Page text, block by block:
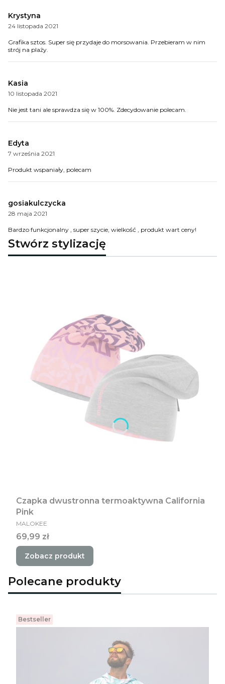
Krystyna
24 listopada 2021
Grafika sztos. Super się przydaje do morsowania. Przebieram w nim
strój na plaży.
Kasia
10 listopada 2021
Nie jest tani ale sprawdza się w 100%. Zdecydowanie polecam.
Edyta
7 września 2021
Produkt wspaniały, polecam
gosiakulczycka
28 maja 2021
Bardzo funkcjonalny , super szycie, wielkość , produkt wart ceny!
Stwórz stylizację
Czapka dwustronna termoaktywna California
Pink
PRODUCENT
MALOKEE
Cena
69,99 zł
Zobacz produkt
Polecane produkty
Bestseller